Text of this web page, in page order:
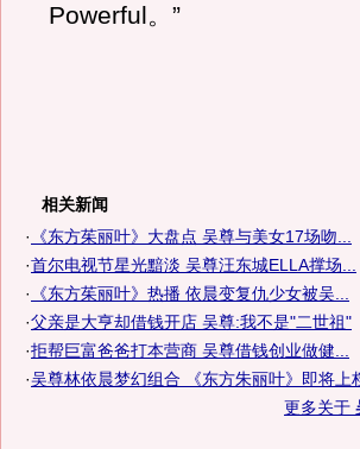
Powerful。”
相关新闻
· 《东方茱丽叶》大盘点 吴尊与美女17场吻...
·首尔电视节星光黯淡 吴尊汪东城ELLA撑场...
· 《东方茱丽叶》热播 依晨变复仇少女被吴...
·父亲是大亨却借钱开店 吴尊:我不是"二世祖"
·拒帮巨富爸爸打本营商 吴尊借钱创业做健...
·吴尊林依晨梦幻组合 《东方朱丽叶》即将上
更多关于